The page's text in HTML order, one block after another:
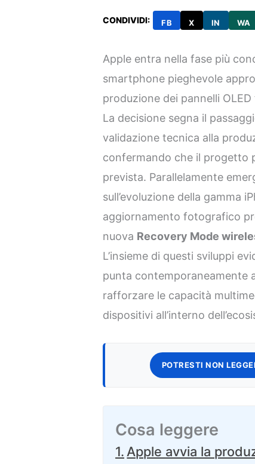
CONDIVIDI: FB X IN WA
Apple entra nella fase più
smartphone pieghevole
produzione dei pannelli
La decisione segna il
validazione tecnica alla
confermando che il progetto
prevista. Parallelamente
sull’evoluzione della gamma
aggiornamento fotografico
nuova Recovery Mode
L’insieme di questi sviluppi
punta contemporaneamente
rafforzare le capacità
dispositivi all’interno
POTRESTI NON
Cosa leggere
Apple avvia la